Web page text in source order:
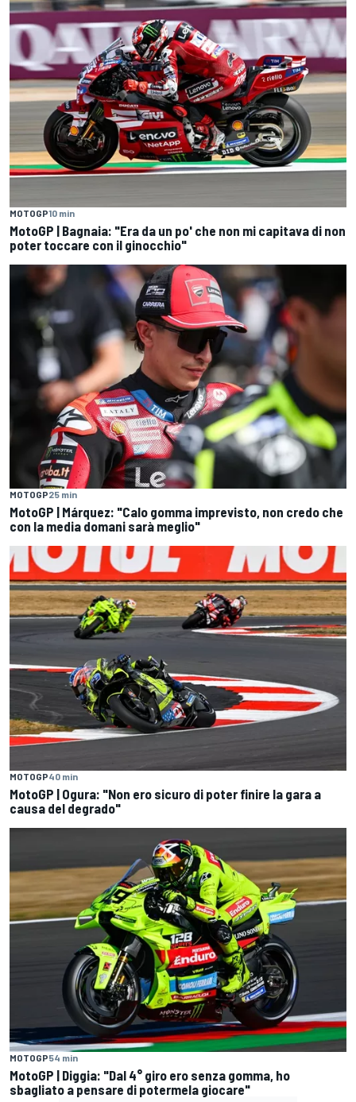
MOTOGP10 min
MotoGP | Bagnaia: "Era da un po' che non mi capitava di non
poter toccare con il ginocchio"
MOTOGP25 min
MotoGP | Márquez: "Calo gomma imprevisto, non credo che
con la media domani sarà meglio"
MOTOGP40 min
MotoGP | Ogura: "Non ero sicuro di poter finire la gara a
causa del degrado"
MOTOGP54 min
MotoGP | Diggia: "Dal 4° giro ero senza gomma, ho
sbagliato a pensare di potermela giocare"